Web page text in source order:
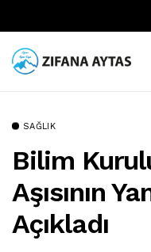
SAĞLIK
Bilim
Aşısının
Açıkladı